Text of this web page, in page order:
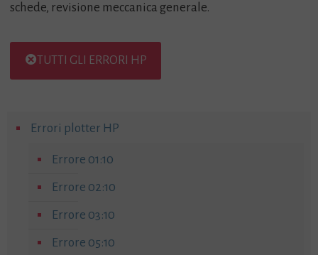
schede, revisione meccanica generale.
TUTTI GLI ERRORI HP
Errori plotter HP
Errore 01:10
Errore 02:10
Errore 03:10
Errore 05:10